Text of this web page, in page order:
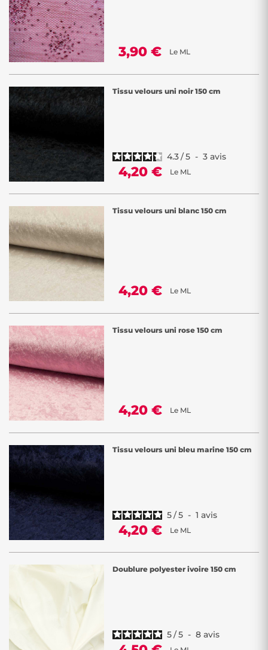
3,90 € Le ML
Tissu velours uni noir 150 cm
4.3/5 - 3 avis
4,20 € Le ML
Tissu velours uni blanc 150 cm
4,20 € Le ML
Tissu velours uni rose 150 cm
4,20 € Le ML
Tissu velours uni bleu marine 150 cm
5/5 - 1 avis
4,20 € Le ML
Doublure polyester ivoire 150 cm
5/5 - 8 avis